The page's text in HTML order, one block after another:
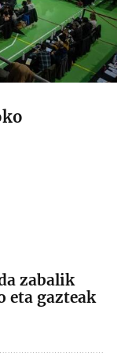
zabalik
eta gazteak